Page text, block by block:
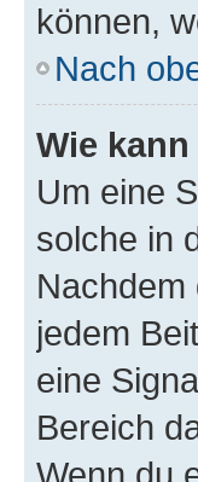
können,
Nach
Wie
Um eine
solche in
Nachdem
jedem
eine
Bereich